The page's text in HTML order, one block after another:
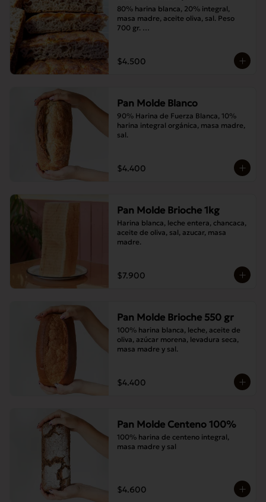
80% harina blanca, 20% integral,
masa madre, aceite oliva, sal. Peso
700 gr.
$4.500
Pan Molde Blanco
90% Harina de Fuerza Blanca, 10%
harina integral orgánica, masa madre,
sal.
$4.400
Pan Molde Brioche 1kg
Harina blanca, leche entera, chancaca,
aceite de oliva, sal, azucar, masa
madre.
$7.900
Pan Molde Brioche 550 gr
100% harina blanca, leche, aceite de
oliva, azúcar morena, levadura seca,
masa madre y sal.
$4.400
Pan Molde Centeno 100%
100% harina de centeno integral,
masa madre y sal
$4.600